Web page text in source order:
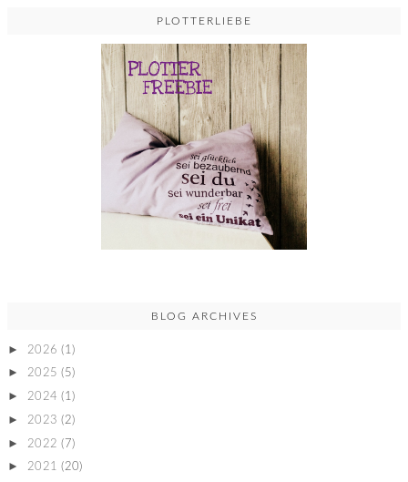
PLOTTERLIEBE
BLOG ARCHIVES
► 2026 (1)
► 2025 (5)
► 2024 (1)
► 2023 (2)
► 2022 (7)
► 2021 (20)